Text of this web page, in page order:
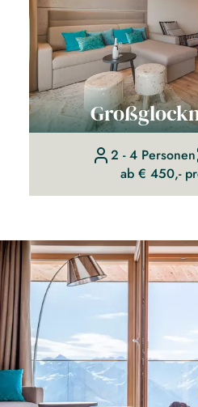
2 - 4 Personen
ab € 450,-